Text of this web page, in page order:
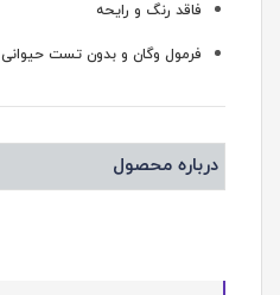
فاقد رنگ و رایحه
فرمول وگان و بدون تست حیوانی
درباره محصول